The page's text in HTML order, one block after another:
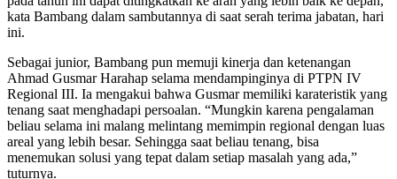
kata Bambang dalam sambutannya di saat serah terima jabatan, hari
ini.
Sebagai junior, Bambang pun memuji kinerja dan ketenangan
Ahmad Gusmar Harahap selama mendampinginya di PTPN IV
Regional III. Ia mengakui bahwa Gusmar memiliki karateristik yang
tenang saat menghadapi persoalan. “Mungkin karena pengalaman
beliau selama ini malang melintang memimpin regional dengan luas
areal yang lebih besar. Sehingga saat beliau tenang, bisa
menemukan solusi yang tepat dalam setiap masalah yang ada,”
tuturnya.